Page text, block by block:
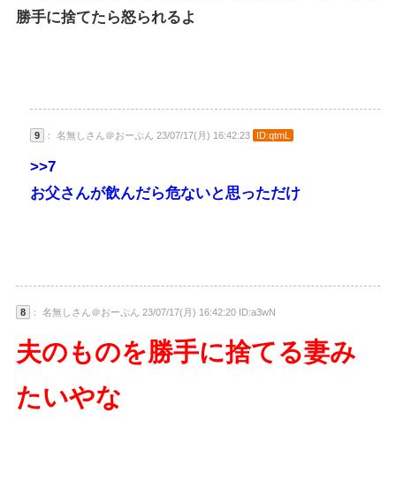
勝手に捨てたら怒られるよ
9 ： 名無しさん＠おーぷん 23/07/17(月) 16:42:23 ID:qtmL
>>7
お父さんが飲んだら危ないと思っただけ
8 ： 名無しさん＠おーぷん 23/07/17(月) 16:42:20 ID:a3wN
夫のものを勝手に捨てる妻み
たいやな